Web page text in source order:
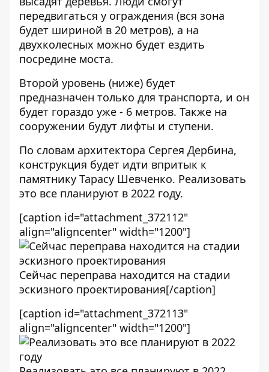
передвигаться у ограждения (вся зона
будет шириной в 20 метров), а на
двухколесных можно будет ездить
посредине моста.
Второй уровень (ниже) будет
предназначен только для транспорта, и он
будет гораздо уже - 6 метров. Также на
сооружении будут лифты и ступени.
По словам архитектора Сергея Дербина,
конструкция будет идти впритык к
памятнику Тарасу Шевченко. Реализовать
это все планируют в 2022 году.
[caption id="attachment_372112"
align="aligncenter" width="1200"]
Сейчас переправа находится на стадии
эскизного проектирования[/caption]
[caption id="attachment_372113"
align="aligncenter" width="1200"]